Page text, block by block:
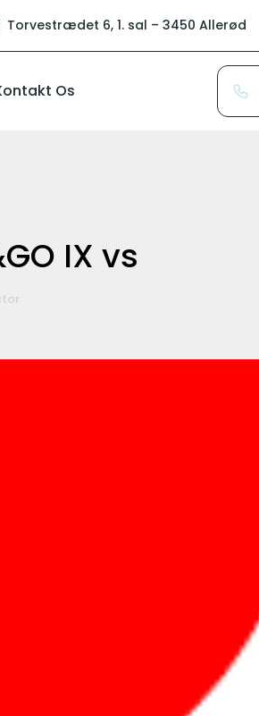
Torvestrædet 6, 1. sal – 3450 Allerød
Os
IX vs